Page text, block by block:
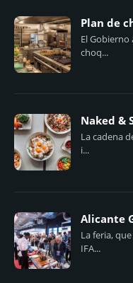
Plan de
El
choq...
Naked &
La cadena
i...
Alicante
La feria,
IFA...